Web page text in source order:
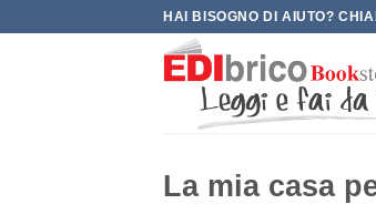
HAI BISOGNO DI AIUTO?
La mia casa